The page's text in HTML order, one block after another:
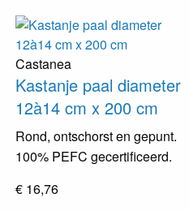
Castanea
Kastanje paal diameter
12à14 cm x 200 cm
Rond, ontschorst en gepunt.
100% PEFC gecertificeerd.
€ 16,76